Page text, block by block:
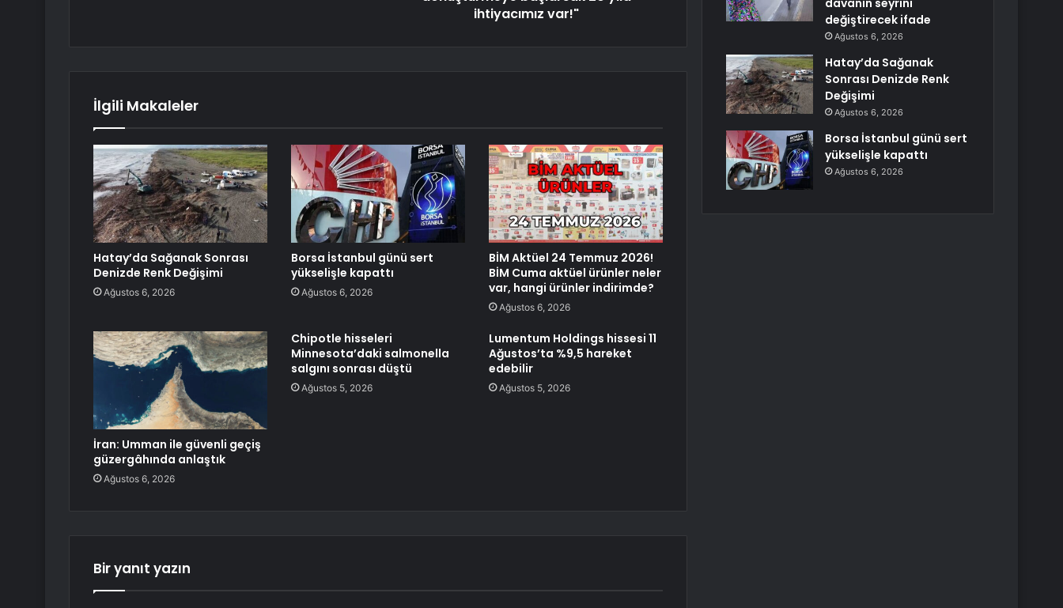
ihtiyacımız var!"
İlgili Makaleler
Hatay’da Sağanak Sonrası
Denizde Renk Değişimi
Ağustos 6, 2026
Borsa İstanbul günü sert
yükselişle kapattı
Ağustos 6, 2026
BİM Aktüel 24 Temmuz 2026!
BİM Cuma aktüel ürünler neler
var, hangi ürünler indirimde?
Ağustos 6, 2026
İran: Umman ile güvenli geçiş
güzergâhında anlaştık
Ağustos 6, 2026
Chipotle hisseleri
Minnesota’daki salmonella
salgını sonrası düştü
Ağustos 5, 2026
Lumentum Holdings hissesi 11
Ağustos’ta %9,5 hareket
edebilir
Ağustos 5, 2026
Bir yanıt yazın
davanın seyrini
değiştirecek ifade
Ağustos 6, 2026
Hatay’da Sağanak
Sonrası Denizde Renk
Değişimi
Ağustos 6, 2026
Borsa İstanbul günü sert
yükselişle kapattı
Ağustos 6, 2026